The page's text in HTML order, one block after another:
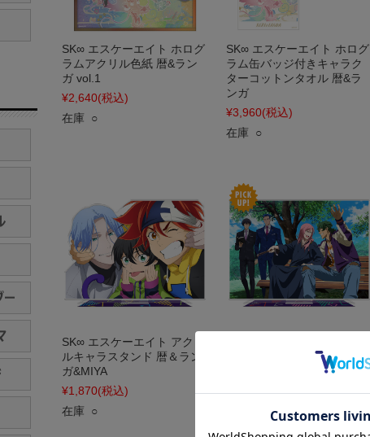
SK∞ エスケーエイト ホログ
ラムアクリル色紙 暦&ラン
ガ vol.1
¥2,640(税込)
在庫 ○
SK∞ エスケーエイト ホログ
ラム缶バッジ付きキャラク
ターコットンタオル 暦&ラ
ンガ
¥3,960(税込)
在庫 ○
SK∞ エスケーエイト アクリ
ルキャラスタンド 暦＆ラン
ガ&MIYA
¥1,870(税込)
在庫 ○
ルキャラスタンド 薫&虎次
¥1,870(税込)